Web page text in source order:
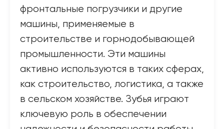
фронтальные погрузчики и другие
машины, применяемые в
строительстве и горнодобывающей
промышленности. Эти машины
активно используются в таких сферах,
как строительство, логистика, а также
в сельском хозяйстве. Зубья играют
ключевую роль в обеспечении